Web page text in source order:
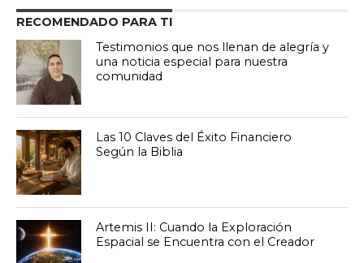
RECOMENDADO PARA TI
Testimonios que nos llenan de alegría y
una noticia especial para nuestra
comunidad
Las 10 Claves del Éxito Financiero
Según la Biblia
Artemis II: Cuando la Exploración
Espacial se Encuentra con el Creador